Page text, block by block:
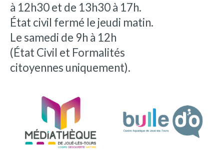
à 12h30 et de 13h30 à 17h.
État civil fermé le jeudi matin.
Le samedi de 9h à 12h
(État Civil et Formalités
citoyennes uniquement).